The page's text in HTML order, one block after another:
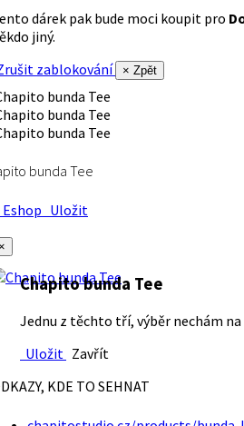
dárek pak bude moci koupit pro
jiný.
zablokování
× Zpět
bunda Tee
Uložit
Chapito bunda Tee
Jednu z těchto tří, výběr nechám na
Uložit Zavřít
KDE TO SEHNAT